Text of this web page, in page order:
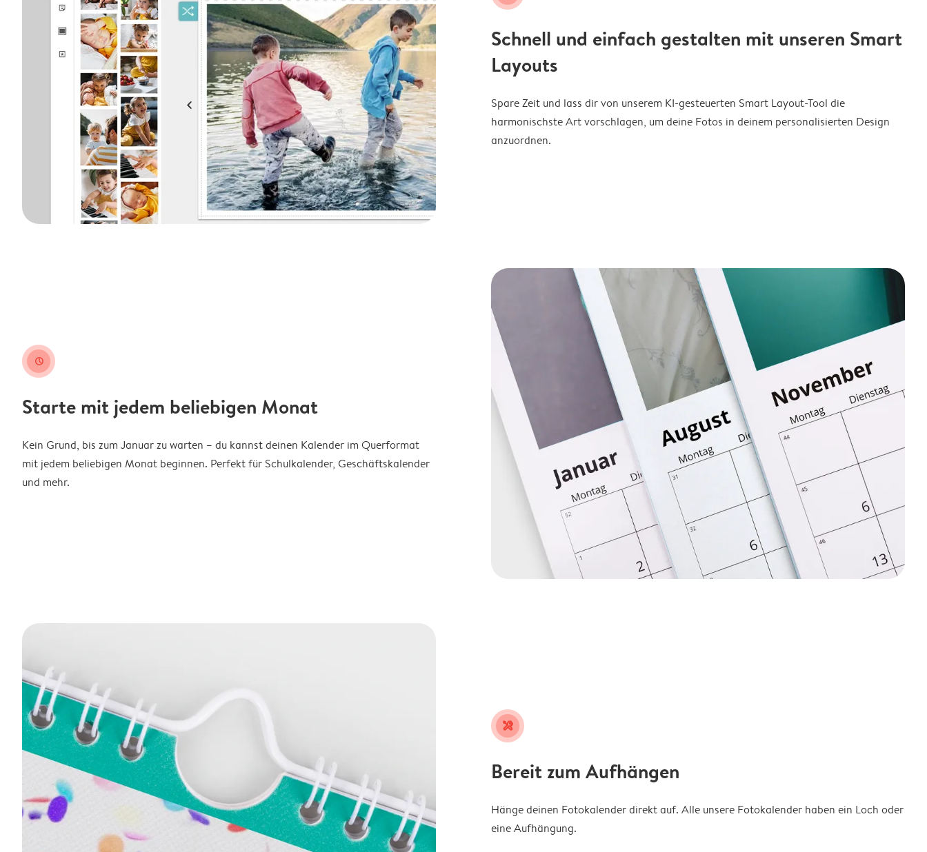
Schnell und einfach gestalten mit unseren Smart
Layouts
Spare Zeit und lass dir von unserem KI-gesteuerten Smart Layout-Tool die
harmonischste Art vorschlagen, um deine Fotos in deinem personalisierten Design
anzuordnen.
clock
Starte mit jedem beliebigen Monat
Kein Grund, bis zum Januar zu warten – du kannst deinen Kalender im Querformat
mit jedem beliebigen Monat beginnen. Perfekt für Schulkalender, Geschäftskalender
und mehr.
tools
Bereit zum Aufhängen
Hänge deinen Fotokalender direkt auf. Alle unsere Fotokalender haben ein Loch oder
eine Aufhängung.